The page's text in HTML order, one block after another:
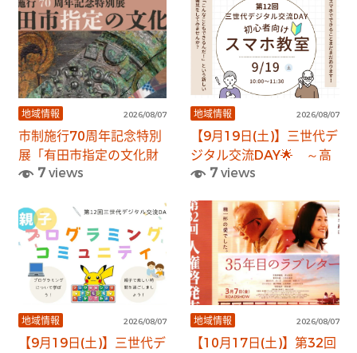
地域情報 2026/08/07
市制施行70周年記念特別
展「有田市指定の文化財
―未来へ伝える宝たち
7 views
地域情報 2026/08/07
【9月19日(土)】三世代デ
ジタル交流DAY🌟 ～高
齢者の方向けスマホ教室
7views
地域情報 2026/08/07
【9月19日(土)】三世代デ
地域情報 2026/08/07
【10月17日(土)】第32回